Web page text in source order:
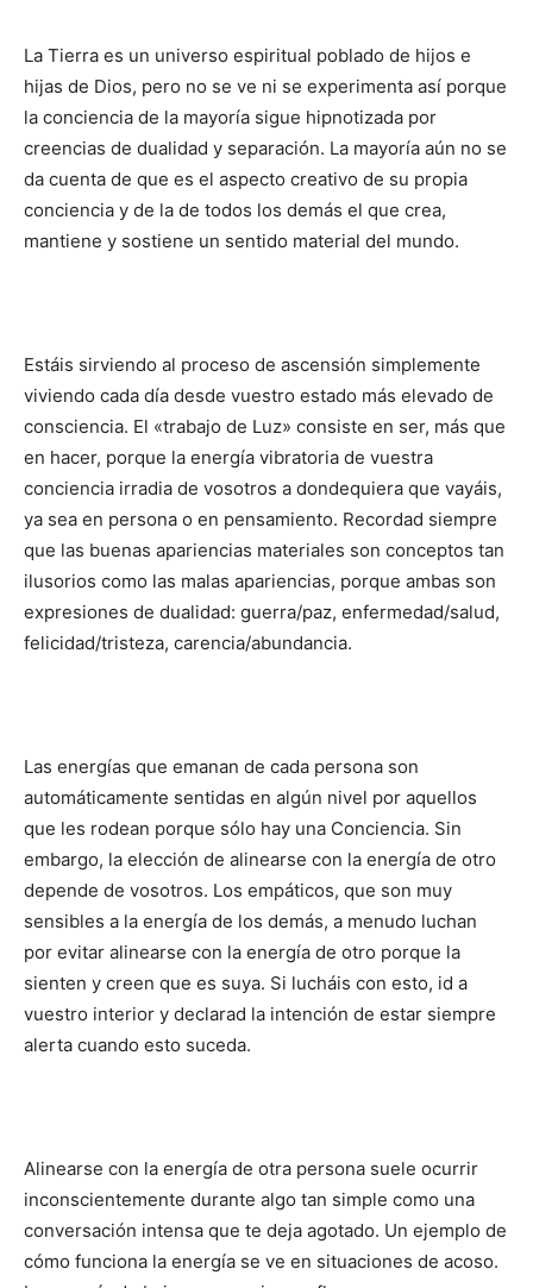
La Tierra es un universo espiritual poblado de hijos e
hijas de Dios, pero no se ve ni se experimenta así porque
la conciencia de la mayoría sigue hipnotizada por
creencias de dualidad y separación. La mayoría aún no se
da cuenta de que es el aspecto creativo de su propia
conciencia y de la de todos los demás el que crea,
mantiene y sostiene un sentido material del mundo.
Estáis sirviendo al proceso de ascensión simplemente
viviendo cada día desde vuestro estado más elevado de
consciencia. El «trabajo de Luz» consiste en ser, más que
en hacer, porque la energía vibratoria de vuestra
conciencia irradia de vosotros a dondequiera que vayáis,
ya sea en persona o en pensamiento. Recordad siempre
que las buenas apariencias materiales son conceptos tan
ilusorios como las malas apariencias, porque ambas son
expresiones de dualidad: guerra/paz, enfermedad/salud,
felicidad/tristeza, carencia/abundancia.
Las energías que emanan de cada persona son
automáticamente sentidas en algún nivel por aquellos
que les rodean porque sólo hay una Conciencia. Sin
embargo, la elección de alinearse con la energía de otro
depende de vosotros. Los empáticos, que son muy
sensibles a la energía de los demás, a menudo luchan
por evitar alinearse con la energía de otro porque la
sienten y creen que es suya. Si lucháis con esto, id a
vuestro interior y declarad la intención de estar siempre
alerta cuando esto suceda.
Alinearse con la energía de otra persona suele ocurrir
inconscientemente durante algo tan simple como una
conversación intensa que te deja agotado. Un ejemplo de
cómo funciona la energía se ve en situaciones de acoso.